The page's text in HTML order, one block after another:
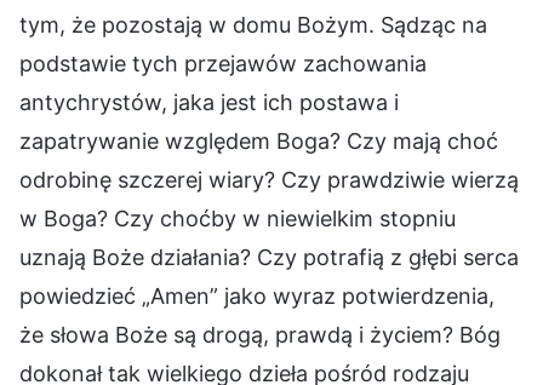
tym, że pozostają w domu Bożym. Sądząc na
podstawie tych przejawów zachowania
antychrystów, jaka jest ich postawa i
zapatrywanie względem Boga? Czy mają choć
odrobinę szczerej wiary? Czy prawdziwie wierzą
w Boga? Czy choćby w niewielkim stopniu
uznają Boże działania? Czy potrafią z głębi serca
powiedzieć „Amen” jako wyraz potwierdzenia,
że słowa Boże są drogą, prawdą i życiem? Bóg
dokonał tak wielkiego dzieła pośród rodzaju